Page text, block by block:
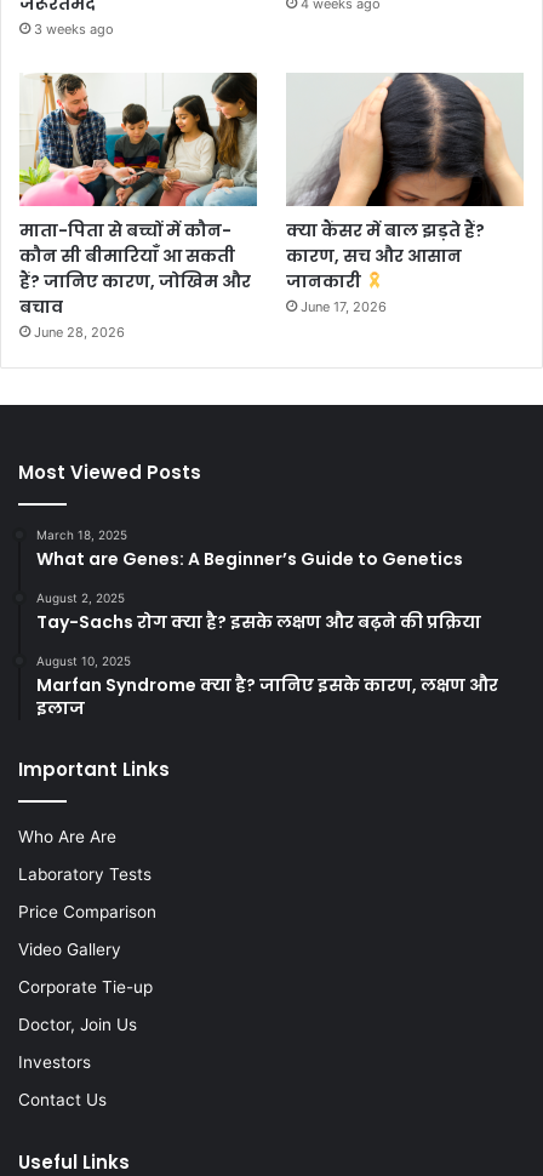
3 weeks ago
माता-पिता से बच्चों में कौन-
कौन सी बीमारियाँ आ सकती
हैं? जानिए कारण, जोखिम और
बचाव
June 28, 2026
क्या कैंसर में बाल झड़ते हैं?
कारण, सच और आसान
जानकारी
June 17, 2026
Most Viewed Posts
March 18, 2025
What are Genes: A Beginner’s Guide to Genetics
August 2, 2025
Tay-Sachs रोग क्या है? इसके लक्षण और बढ़ने की प्रक्रिया
August 10, 2025
Marfan Syndrome क्या है? जानिए इसके कारण, लक्षण और
इलाज
Important Links
Who Are Are
Laboratory Tests
Price Comparison
Video Gallery
Corporate Tie-up
Doctor, Join Us
Investors
Contact Us
Useful Links